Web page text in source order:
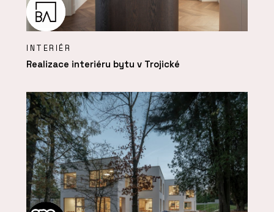
INTERIÉR
Realizace interiéru bytu v Trojické